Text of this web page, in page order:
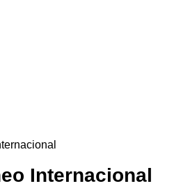
Internacional